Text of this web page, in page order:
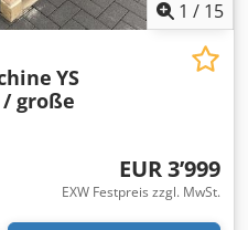
1 / 15
YS
große
EUR 3’999
EXW Festpreis zzgl. MwSt.